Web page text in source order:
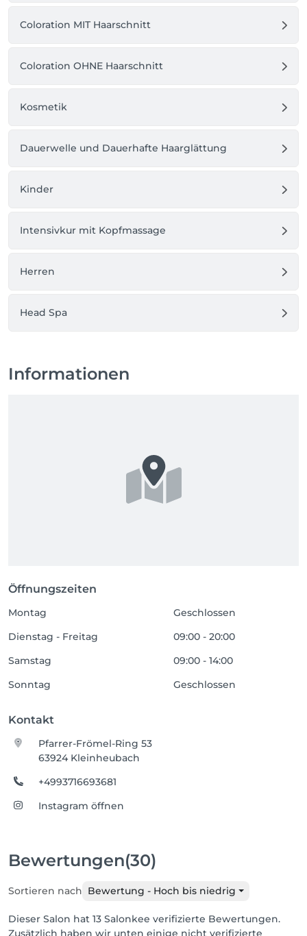
lebendig sind wie Sie.
Coloration MIT Haarschnitt
Coloration OHNE Haarschnitt
Kosmetik
Dauerwelle und Dauerhafte Haarglättung
Kinder
Intensivkur mit Kopfmassage
Herren
Head Spa
Informationen
Öffnungszeiten
Montag
Geschlossen
Dienstag - Freitag
09:00 - 20:00
Samstag
09:00 - 14:00
Sonntag
Geschlossen
Kontakt
Pfarrer-Frömel-Ring 53
63924 Kleinheubach
+4993716693681
Instagram öffnen
Bewertungen(30)
Sortieren nach Bewertung - Hoch bis niedrig
Dieser Salon hat 13 Salonkee verifizierte Bewertungen.
Zusätzlich haben wir unten einige nicht verifizierte